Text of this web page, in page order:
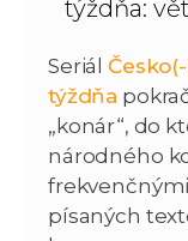
týždňa:
Seriál
týždňa
„konár“, do
národného
písaných